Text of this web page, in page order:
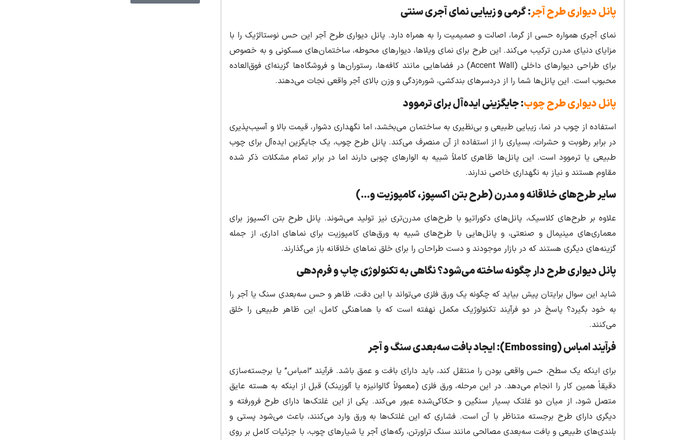
پانل دیواری طرح آجر: گرمی و زیبایی نمای آجری سنتی
نمای آجری همواره حسی از گرما، اصالت و صمیمیت را به همراه دارد. پانل دیواری طرح آجر این حس نوستالژیک را با
مزایای دنیای مدرن ترکیب می‌کند. این طرح برای نمای ویلاها، دیوارهای محوطه، ساختمان‌های مسکونی و به خصوص
برای طراحی دیوارهای داخلی (Accent Wall) در فضاهایی مانند کافه‌ها، رستوران‌ها و فروشگاه‌ها گزینه‌ای فوق‌العاده
محبوب است. این پانل‌ها شما را از دردسرهای بندکشی، شوره‌زدگی و وزن بالای آجر واقعی نجات می‌دهند.
پانل دیواری طرح چوب: جایگزینی ایده‌آل برای ترموود
استفاده از چوب در نما، زیبایی طبیعی و بی‌نظیری به ساختمان می‌بخشد، اما نگهداری دشوار، قیمت بالا و آسیب‌پذیری
در برابر رطوبت و حشرات، بسیاری را از استفاده از آن منصرف می‌کند. پانل طرح چوب، یک جایگزین ایده‌آل برای چوب
طبیعی یا ترموود است. این پانل‌ها ظاهری کاملاً شبیه به الوارهای چوبی دارند اما در برابر تمام مشکلات ذکر شده
مقاوم هستند و نیاز به نگهداری خاصی ندارند.
سایر طرح‌های خلاقانه و مدرن (طرح بتن اکسپوز، کامپوزیت و…)
علاوه بر طرح‌های کلاسیک، پانل‌های دکوراتیو با طرح‌های مدرن‌تری نیز تولید می‌شوند. پانل طرح بتن اکسپوز برای
معماری‌های مینیمال و صنعتی، و پانل‌هایی با طرح‌های شبیه به ورق‌های کامپوزیت برای نماهای اداری، از جمله
گزینه‌های دیگری هستند که در بازار موجودند و دست طراحان را برای خلق نماهای خلاقانه باز می‌گذارند.
پانل دیواری طرح دارچگونه ساخته می‌شود؟ نگاهی به تکنولوژی چاپ و فرم‌دهی
شاید این سوال برایتان پیش بیاید که چگونه یک ورق فلزی می‌تواند با این دقت، ظاهر و حس سه‌بعدی سنگ یا آجر را
به خود بگیرد؟ پاسخ در دو فرآیند تکنولوژیک مکمل نهفته است که با هماهنگی کامل، این ظاهر طبیعی را خلق
می‌کنند.
فرآیند امباس(Embossing): ایجاد بافت سه‌بعدی سنگ و آجر
برای اینکه یک سطح، حس واقعی بودن را منتقل کند، باید دارای بافت و عمق باشد. فرآیند “امباس” یا برجسته‌سازی
دقیقاً همین کار را انجام می‌دهد. در این مرحله، ورق فلزی (معمولاً گالوانیزه یا آلوزینک) قبل از اینکه به هسته عایق
متصل شود، از میان دو غلتک بسیار سنگین و حکاکی‌شده عبور می‌کند. یکی از این غلتک‌ها دارای طرح فرورفته و
دیگری دارای طرح برجسته متناظر با آن است. فشاری که این غلتک‌ها به ورق وارد می‌کنند، باعث می‌شود پستی و
بلندی‌های طبیعی و بافت سه‌بعدی مصالحی مانند سنگ تراورتن، رگه‌های آجر یا شیارهای چوب، با جزئیات کامل بر روی